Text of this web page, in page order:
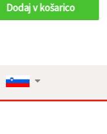
Dodaj v košarico